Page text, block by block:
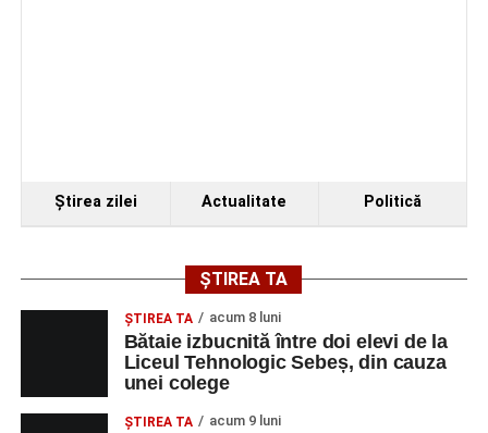
Ştirea zilei Actualitate Politică
ȘTIREA TA
ŞTIREA TA acum 8 luni
Bătaie izbucnită între doi elevi de la
Liceul Tehnologic Sebeș, din cauza
unei colege
ŞTIREA TA acum 9 luni